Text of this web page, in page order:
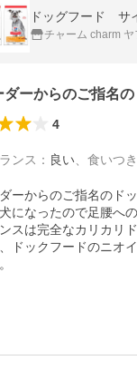
ドッグフード
チャーム charm ヤ
ダーからのご指名
4
ンス ： 良い 食いつき
ーからのご指名のド
になったので足腰へ
スは完全なカリカリ
ドックフードのニオ